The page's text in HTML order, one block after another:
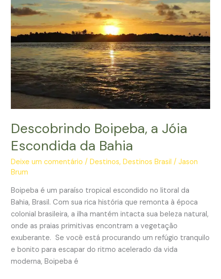
Rio
de
Janeiro
Descobrindo Boipeba, a Jóia
Escondida da Bahia
Deixe um comentário /Destinos,Destinos Brasil /Jason
Brum
Boipeba é um paraíso tropical escondido no litoral da
Bahia, Brasil. Com sua rica história que remonta à época
colonial brasileira, a ilha mantém intacta sua beleza natural,
onde as praias primitivas encontram a vegetação
exuberante. Se você está procurando um refúgio tranquilo
e bonito para escapar do ritmo acelerado da vida
moderna, Boipeba é